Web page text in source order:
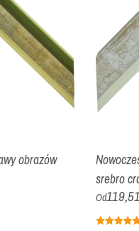
obrazów
srebro
Od